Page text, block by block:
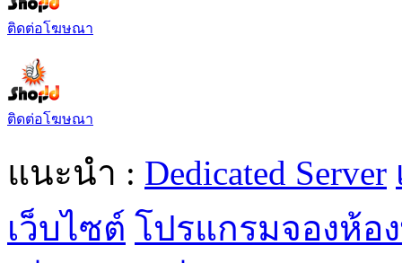
ติดต่อโฆษณา
ติดต่อโฆษณา
แนะนำ : Dedicated Server
เว็บไซต์ โปรแกรมจองห้อ